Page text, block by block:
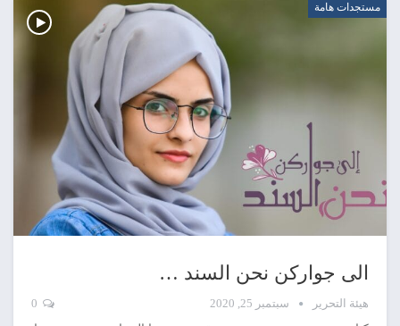
مستجدات هامة
الى جواركن نحن السند …
هيئة التحرير سبتمبر 25, 2020